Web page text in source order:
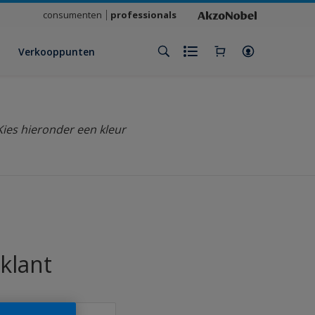
consumenten professionals
Verkooppunten
hieronder een kleur